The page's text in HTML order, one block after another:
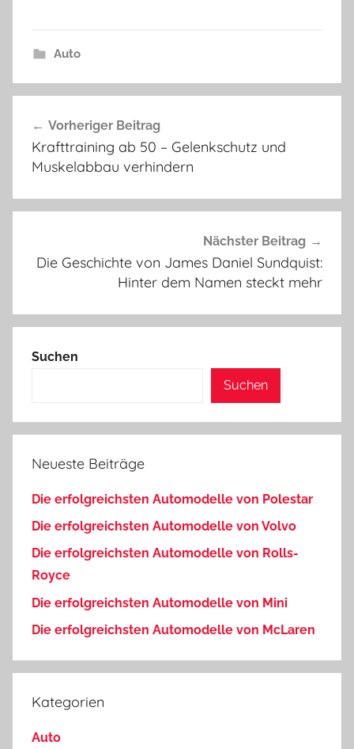
Auto
Vorheriger Beitrag
Krafttraining ab 50 – Gelenkschutz und
Muskelabbau verhindern
Nächster Beitrag
Die Geschichte von James Daniel Sundquist:
Hinter dem Namen steckt mehr
Suchen
Suchen
Neueste Beiträge
Die erfolgreichsten Automodelle von Polestar
Die erfolgreichsten Automodelle von Volvo
Die erfolgreichsten Automodelle von Rolls-
Royce
Die erfolgreichsten Automodelle von Mini
Die erfolgreichsten Automodelle von McLaren
Kategorien
Auto